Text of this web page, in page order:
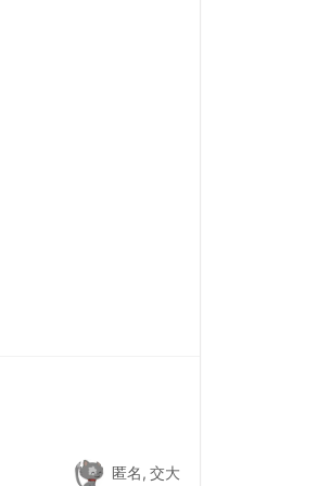
匿名, 交大